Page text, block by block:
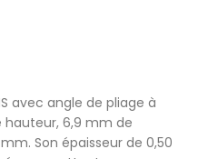
avec angle de pliage à
hauteur, 6,9 mm de
Son épaisseur de 0,50